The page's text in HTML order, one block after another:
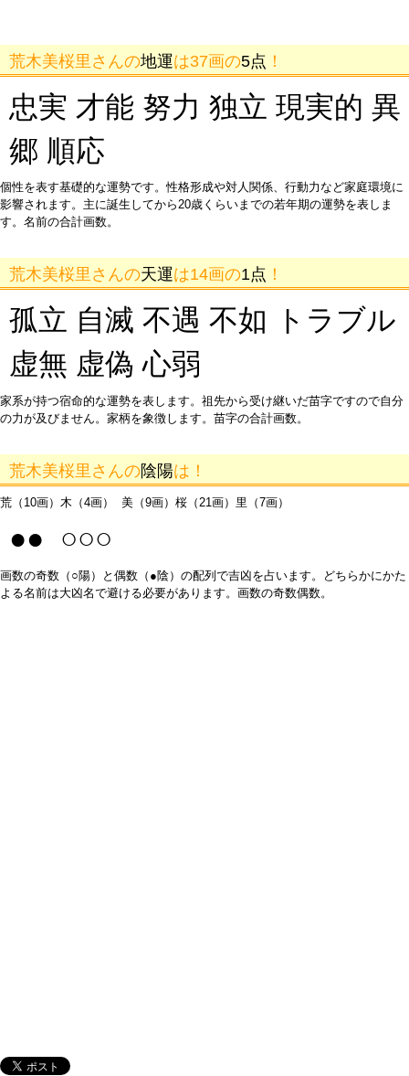
荒木美桜里さんの地運は37画の5点 ！
忠実 才能 努力 独立 現実的 異
郷 順応
個性を表す基礎的な運勢です。性格形成や対人関係、行動力など家庭環境に
影響されます。主に誕生してから20歳くらいまでの若年期の運勢を表しま
す。名前の合計画数。
荒木美桜里さんの天運は14画の1点 ！
孤立 自滅 不遇 不如 トラブル
虚無 虚偽 心弱
家系が持つ宿命的な運勢を表します。祖先から受け継いだ苗字ですので自分
の力が及びません。家柄を象徴します。苗字の合計画数。
荒木美桜里さんの陰陽は！
荒（10画）木（4画） 美（9画）桜（21画）里（7画）
●● ○○○
画数の奇数（○陽）と偶数（●陰）の配列で吉凶を占います。どちらかにかた
よる名前は大凶名で避ける必要があります。画数の奇数偶数。